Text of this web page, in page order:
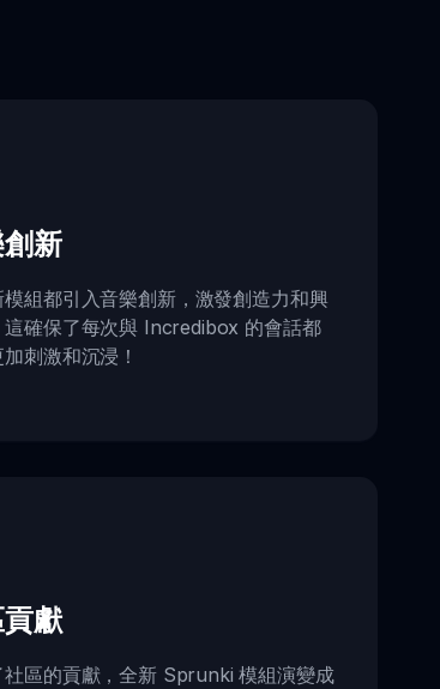
新
模組都引入音樂創新，激發創造力和興
這確保了每次與 Incredibox 的會話都
刺激和沉浸！
獻
社區的貢獻，全新 Sprunki 模組演變成